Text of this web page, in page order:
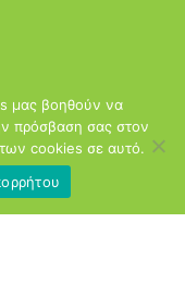
μας βοηθούν να
πρόσβαση σας στον
cookies σε αυτό.